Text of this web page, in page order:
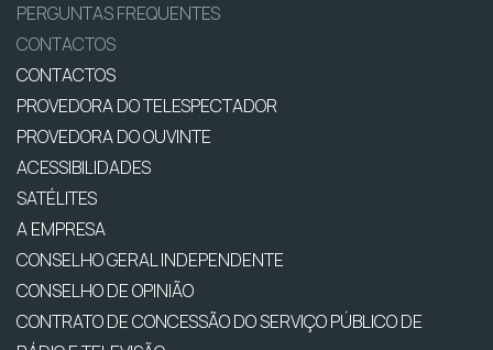
PERGUNTAS FREQUENTES
CONTACTOS
CONTACTOS
PROVEDORA DO TELESPECTADOR
PROVEDORA DO OUVINTE
ACESSIBILIDADES
SATÉLITES
A EMPRESA
CONSELHO GERAL INDEPENDENTE
CONSELHO DE OPINIÃO
CONTRATO DE CONCESSÃO DO SERVIÇO PÚBLICO DE